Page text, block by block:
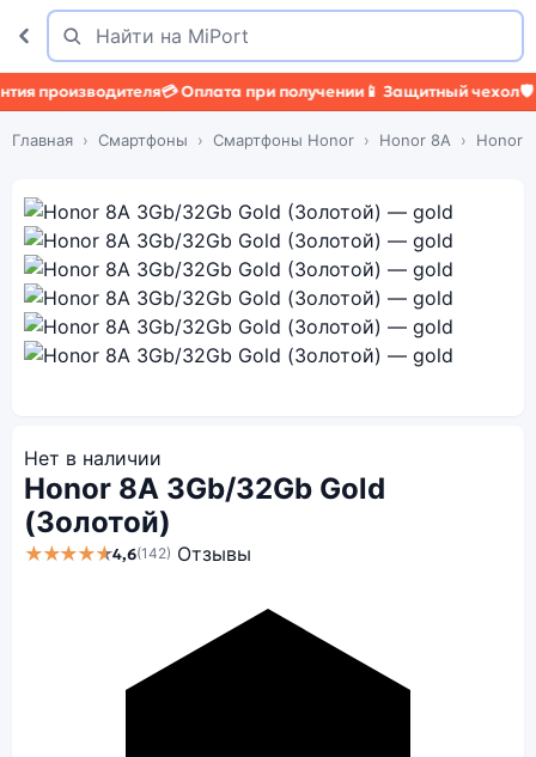
Поиск
Найти
💳 Оплата при получении📱 Защитный чехол🛡️
Главная Смартфоны Смартфоны Honor Honor 8A Honor
Нет в наличии
Honor 8A 3Gb/32Gb Gold
(Золотой)
★★★★★4,6(142) Отзывы